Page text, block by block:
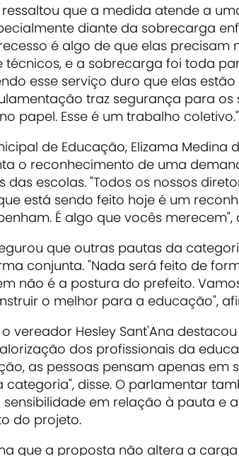
que a medida atende a
diante da sobrecarga
é algo de que elas precisam
técnicos, e a sobrecarga foi toda
esse serviço duro que elas
traz segurança para os
papel. Esse é um trabalho coletivo."
de Educação, Elizama Medina
o reconhecimento de uma
das escolas. "Todos os nossos
está sendo feito hoje é um
É algo que vocês merecem",
que outras pautas da
conjunta. "Nada será feito de
não é a postura do prefeito.
o melhor para a educação",
vereador Hesley Sant'Ana
dos profissionais da
as pessoas pensam apenas em
categoria", disse. O parlamentar
em relação à pauta e
do projeto.
que a proposta não altera a